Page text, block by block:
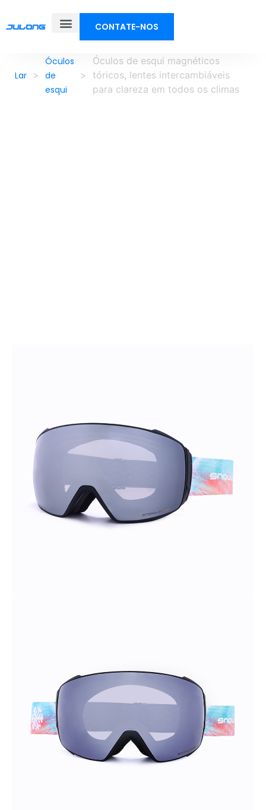
CONTATE-NOS
Lar >
Óculos
de
esqui
>
Óculos de esqui magnéticos
tóricos, lentes intercambiáveis ​​
para clareza em todos os climas